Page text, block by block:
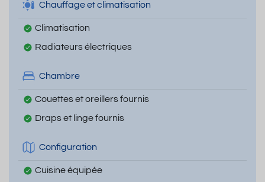
Chauffage et climatisation
Climatisation
Radiateurs électriques
Chambre
Couettes et oreillers fournis
Draps et linge fournis
Configuration
Cuisine équipée